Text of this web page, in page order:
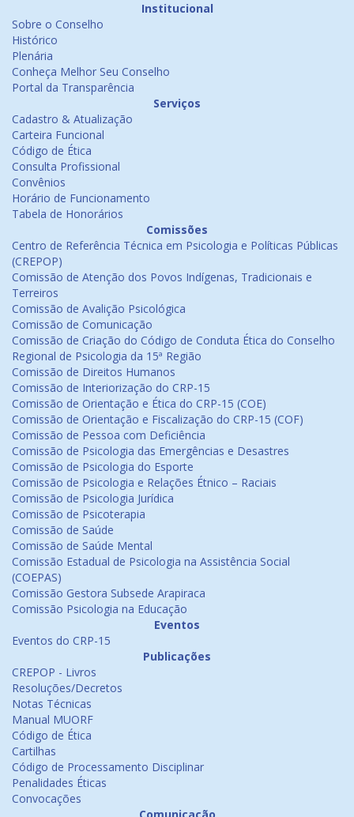
Institucional
Sobre o Conselho
Histórico
Plenária
Conheça Melhor Seu Conselho
Portal da Transparência
Serviços
Cadastro & Atualização
Carteira Funcional
Código de Ética
Consulta Profissional
Convênios
Horário de Funcionamento
Tabela de Honorários
Comissões
Centro de Referência Técnica em Psicologia e Políticas Públicas
(CREPOP)
Comissão de Atenção dos Povos Indígenas, Tradicionais e
Terreiros
Comissão de Avalição Psicológica
Comissão de Comunicação
Comissão de Criação do Código de Conduta Ética do Conselho
Regional de Psicologia da 15ª Região
Comissão de Direitos Humanos
Comissão de Interiorização do CRP-15
Comissão de Orientação e Ética do CRP-15 (COE)
Comissão de Orientação e Fiscalização do CRP-15 (COF)
Comissão de Pessoa com Deficiência
Comissão de Psicologia das Emergências e Desastres
Comissão de Psicologia do Esporte
Comissão de Psicologia e Relações Étnico – Raciais
Comissão de Psicologia Jurídica
Comissão de Psicoterapia
Comissão de Saúde
Comissão de Saúde Mental
Comissão Estadual de Psicologia na Assistência Social
(COEPAS)
Comissão Gestora Subsede Arapiraca
Comissão Psicologia na Educação
Eventos
Eventos do CRP-15
Publicações
CREPOP - Livros
Resoluções/Decretos
Notas Técnicas
Manual MUORF
Código de Ética
Cartilhas
Código de Processamento Disciplinar
Penalidades Éticas
Convocações